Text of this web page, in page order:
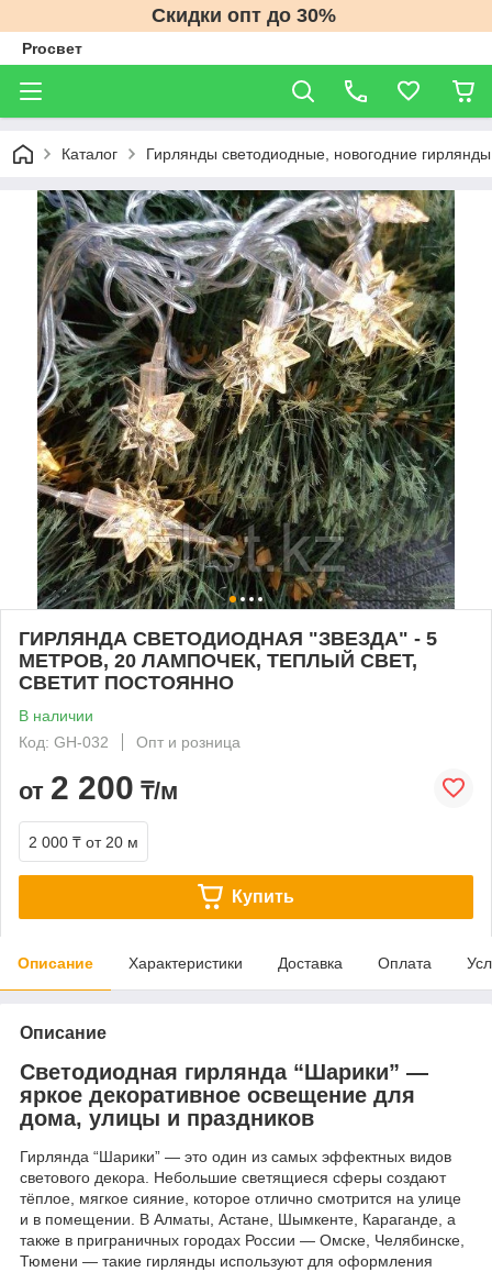
Скидки опт до 30%
Proсвет
Каталог Гирлянды светодиодные, новогодние
ГИРЛЯНДА СВЕТОДИОДНАЯ "ЗВЕЗДА" - 5
МЕТРОВ, 20 ЛАМПОЧЕК, ТЕПЛЫЙ СВЕТ,
СВЕТИТ ПОСТОЯННО
В наличии
Код: GH-032
Опт и розница
от 2 200 ₸/м
2 000 ₸ от 20 м
Купить
Описание Характеристики Доставка Оплата
Описание
Светодиодная гирлянда “Шарики” —
яркое декоративное освещение для
дома, улицы и праздников
Гирлянда “Шарики” — это один из самых эффектных видов
светового декора. Небольшие светящиеся сферы создают
тёплое, мягкое сияние, которое отлично смотрится на улице
и в помещении. В Алматы, Астане, Шымкенте, Караганде, а
также в приграничных городах России — Омске, Челябинске,
Тюмени — такие гирлянды используют для оформления